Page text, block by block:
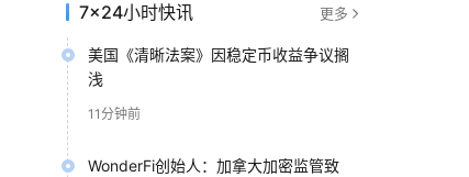
7×24小时快讯 更多
美国《清晰法案》因稳定币收益争议搁
浅
11分钟前
WonderFi创始人：加拿大加密监管致